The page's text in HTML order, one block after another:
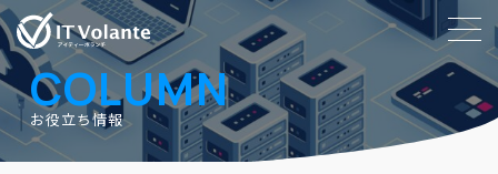
COLUMN
お役立ち情報